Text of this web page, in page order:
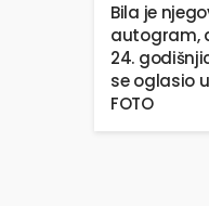
Bila je
autogram,
24.
se oglasio
FOTO